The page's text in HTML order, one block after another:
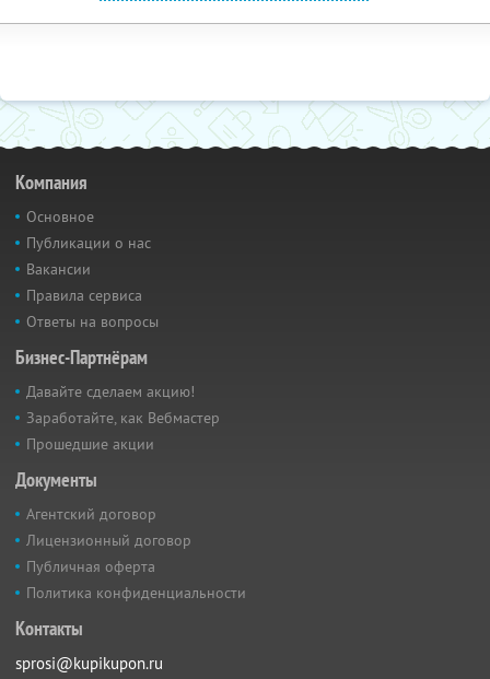
Компания
Основное
Публикации о нас
Вакансии
Правила сервиса
Ответы на вопросы
Бизнес-Партнёрам
Давайте сделаем акцию!
Заработайте, как Вебмастер
Прошедшие акции
Документы
Агентский договор
Лицензионный договор
Публичная оферта
Политика конфиденциальности
Контакты
sprosi@kupikupon.ru